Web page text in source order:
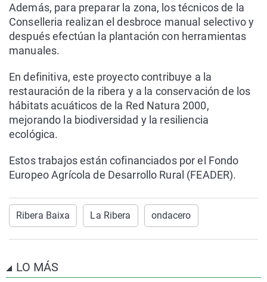
Además, para preparar la zona, los técnicos de la
Conselleria realizan el desbroce manual selectivo y
después efectúan la plantación con herramientas
manuales.
En definitiva, este proyecto contribuye a la
restauración de la ribera y a la conservación de los
hábitats acuáticos de la Red Natura 2000,
mejorando la biodiversidad y la resiliencia
ecológica.
Estos trabajos están cofinanciados por el Fondo
Europeo Agrícola de Desarrollo Rural (FEADER).
Ribera Baixa La Ribera ondacero
LO MÁS